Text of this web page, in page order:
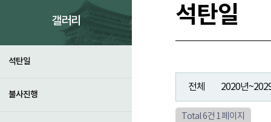
갤러리
석탄일
불사진행
석탄일
전체 2020년
Total 6건 1 페이지